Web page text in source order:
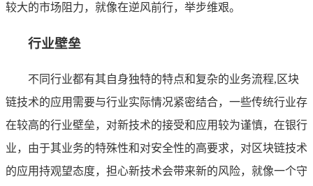
较大的市场阻力，就像在逆风前行，举步维艰。
行业壁垒
不同行业都有其自身独特的特点和复杂的业务流程,区块
链技术的应用需要与行业实际情况紧密结合，一些传统行业存
在较高的行业壁垒，对新技术的接受和应用较为谨慎，在银行
业，由于其业务的特殊性和对安全性的高要求，对区块链技术
的应用持观望态度，担心新技术会带来新的风险，就像一个守